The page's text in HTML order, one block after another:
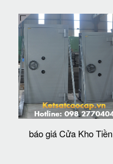
báo giá Cửa Kho Tiền